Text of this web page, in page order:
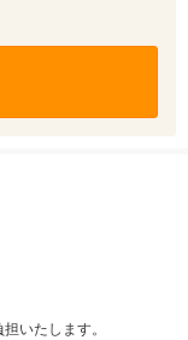
いたします。